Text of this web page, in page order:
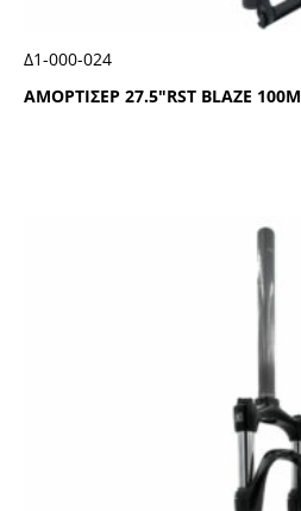
ΑΜΟΡΤΙΣΕΡ 27.5″RSΤ ΒLΑΖΕ
Δ1-000-024